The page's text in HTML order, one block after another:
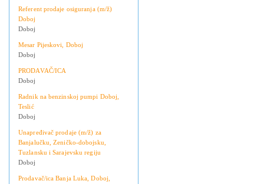
Referent prodaje osiguranja (m/ž)
Doboj
Doboj
Mesar Pijeskovi, Doboj
Doboj
PRODAVAČ/ICA
Doboj
Radnik na benzinskoj pumpi Doboj,
Teslić
Doboj
Unapređivač prodaje (m/ž) za
Banjalučku, Zeničko-dobojsku,
Tuzlansku i Sarajevsku regiju
Doboj
Prodavač/ica Banja Luka, Doboj,